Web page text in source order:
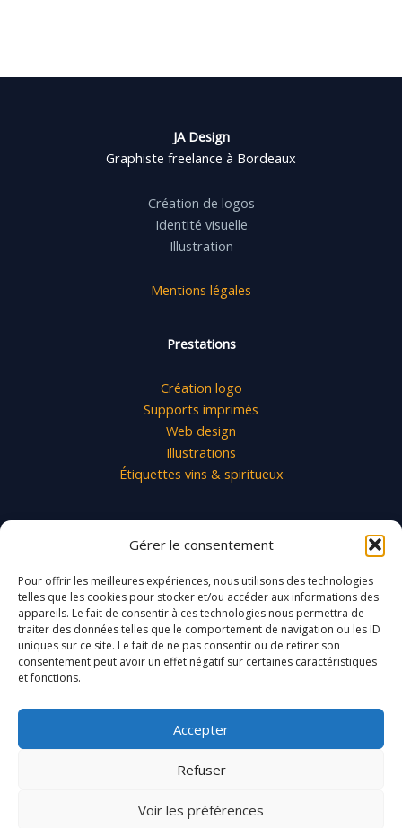
Gérer le consentement
Pour offrir les meilleures expériences, nous utilisons des technologies
telles que les cookies pour stocker et/ou accéder aux informations des
appareils. Le fait de consentir à ces technologies nous permettra de
traiter des données telles que le comportement de navigation ou les ID
uniques sur ce site. Le fait de ne pas consentir ou de retirer son
consentement peut avoir un effet négatif sur certaines caractéristiques
et fonctions.
Accepter
Refuser
Voir les préférences
JA Design
Graphiste freelance à Bordeaux
Création de logos
Identité visuelle
Illustration
Mentions légales
Prestations
Création logo
Supports imprimés
Web design
Illustrations
Étiquettes vins & spiritueux
contact@ja-design.fr
06 08 31 95 03
Villenave d'Ornon
Bordeaux – Gironde